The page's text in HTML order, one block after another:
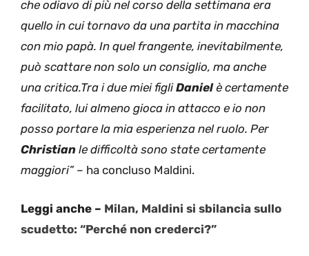
che odiavo di più nel corso della settimana era
quello in cui tornavo da una partita in macchina
con mio papà. In quel frangente, inevitabilmente,
può scattare non solo un consiglio, ma anche
una critica.Tra i due miei figliDanielè certamente
facilitato, lui almeno gioca in attacco e io non
posso portare la mia esperienza nel ruolo. Per
Christian le difficoltà sono state certamente
maggiori”– ha concluso Maldini.
Leggi anche – Milan, Maldini si sbilancia sullo
scudetto: “Perché non crederci?”